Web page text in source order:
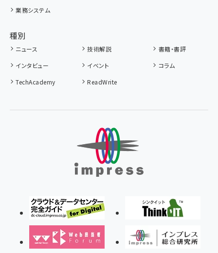
業務システム
種別
ニュース 技術解説
書籍・書評
インタビュー
イベント
コラム
TechAcademy
ReadWrite